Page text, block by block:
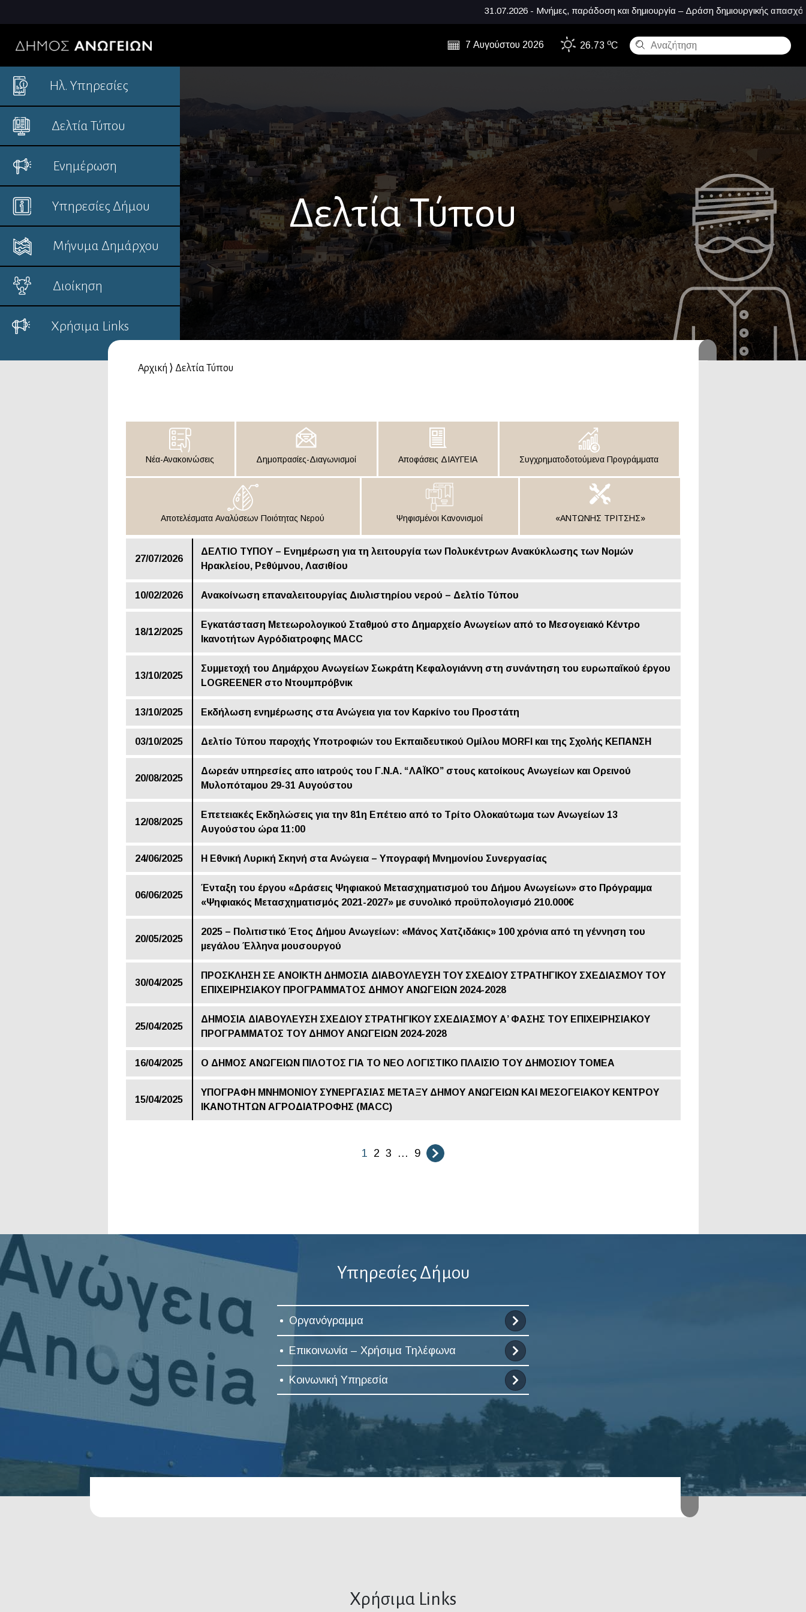
31.07.2026 - Μνήμες, παράδοση και δημιουργία – Δράση δημιουργικής απασχόλησης
7 Αυγούστου 2026 26.73 oC
Ηλ. Υπηρεσίες
Δελτία Τύπου
Ενημέρωση
Υπηρεσίες Δήμου
Μήνυμα Δημάρχου
Διοίκηση
Χρήσιμα Links
Δελτία Τύπου
Αρχική ⟩ Δελτία Τύπου
Νέα-Ανακοινώσεις Δημοπρασίες-Διαγωνισμοί Αποφάσεις ΔΙΑΥΓΕΙΑ Συγχρηματοδοτούμενα Προγράμματα
Αποτελέσματα Αναλύσεων Ποιότητας Νερού Ψηφισμένοι Κανονισμοί «ΑΝΤΩΝΗΣ ΤΡΙΤΣΗΣ»
27/07/2026
ΔΕΛΤΙΟ ΤΥΠΟΥ – Ενημέρωση για τη λειτουργία των Πολυκέντρων Ανακύκλωσης των Νομών
Ηρακλείου, Ρεθύμνου, Λασιθίου
10/02/2026 Ανακοίνωση επαναλειτουργίας Διυλιστηρίου νερού – Δελτίο Τύπου
18/12/2025
Εγκατάσταση Μετεωρολογικού Σταθμού στο Δημαρχείο Ανωγείων από το Μεσογειακό Κέντρο
Ικανοτήτων Αγρόδιατροφης MACC
13/10/2025
Συμμετοχή του Δημάρχου Ανωγείων Σωκράτη Κεφαλογιάννη στη συνάντηση του ευρωπαϊκού έργου
LOGREENER στο Ντουμπρόβνικ
13/10/2025 Εκδήλωση ενημέρωσης στα Ανώγεια για τον Καρκίνο του Προστάτη
03/10/2025 Δελτίο Τύπου παροχής Υποτροφιών του Εκπαιδευτικού Ομίλου ΜΟRFI και της Σχολής ΚΕΠΑΝΣΗ
20/08/2025
Δωρεάν υπηρεσίες απο ιατρούς του Γ.Ν.Α. “ΛΑΪΚΟ” στους κατοίκους Ανωγείων και Ορεινού
Μυλοπόταμου 29-31 Αυγούστου
12/08/2025
Επετειακές Εκδηλώσεις για την 81η Επέτειο από το Τρίτο Ολοκαύτωμα των Ανωγείων 13
Αυγούστου ώρα 11:00
24/06/2025 Η Εθνική Λυρική Σκηνή στα Ανώγεια – Υπογραφή Μνημονίου Συνεργασίας
06/06/2025
Ένταξη του έργου «Δράσεις Ψηφιακού Μετασχηματισμού του Δήμου Ανωγείων» στο Πρόγραμμα
«Ψηφιακός Μετασχηματισμός 2021-2027» με συνολικό προϋπολογισμό 210.000€
20/05/2025
2025 – Πολιτιστικό Έτος Δήμου Ανωγείων: «Μάνος Χατζιδάκις» 100 χρόνια από τη γέννηση του
μεγάλου Έλληνα μουσουργού
30/04/2025
ΠΡΟΣΚΛΗΣΗ ΣΕ ΑΝΟΙΚΤΗ ΔΗΜΟΣΙΑ ΔΙΑΒΟΥΛΕΥΣΗ ΤΟΥ ΣΧΕΔΙΟΥ ΣΤΡΑΤΗΓΙΚΟΥ ΣΧΕΔΙΑΣΜΟΥ ΤΟΥ
ΕΠΙΧΕΙΡΗΣΙΑΚΟΥ ΠΡΟΓΡΑΜΜΑΤΟΣ ΔΗΜΟΥ ΑΝΩΓΕΙΩΝ 2024-2028
25/04/2025
ΔΗΜΟΣΙΑ ΔΙΑΒΟΥΛΕΥΣΗ ΣΧΕΔΙΟΥ ΣΤΡΑΤΗΓΙΚΟΥ ΣΧΕΔΙΑΣΜΟΥ Α’ ΦΑΣΗΣ ΤΟΥ ΕΠΙΧΕΙΡΗΣΙΑΚΟΥ
ΠΡΟΓΡΑΜΜΑΤΟΣ ΤΟΥ ΔΗΜΟΥ ΑΝΩΓΕΙΩΝ 2024-2028
16/04/2025 Ο ΔΗΜΟΣ ΑΝΩΓΕΙΩΝ ΠΙΛΟΤΟΣ ΓΙΑ ΤΟ ΝΕΟ ΛΟΓΙΣΤΙΚΟ ΠΛΑΙΣΙΟ ΤΟΥ ΔΗΜΟΣΙΟΥ ΤΟΜΕΑ
15/04/2025
ΥΠΟΓΡΑΦΗ ΜΝΗΜΟΝΙΟΥ ΣΥΝΕΡΓΑΣΙΑΣ ΜΕΤΑΞΥ ΔΗΜΟΥ ΑΝΩΓΕΙΩΝ ΚΑΙ ΜΕΣΟΓΕΙΑΚΟΥ ΚΕΝΤΡΟΥ
ΙΚΑΝΟΤΗΤΩΝ ΑΓΡΟΔΙΑΤΡΟΦΗΣ (MACC)
1 2 3 … 9
Υπηρεσίες Δήμου
Οργανόγραμμα
Επικοινωνία – Χρήσιμα Τηλέφωνα
Κοινωνική Υπηρεσία
Χρήσιμα Links